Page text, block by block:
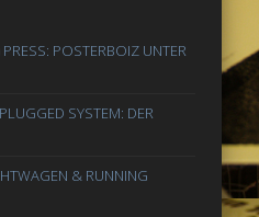
POSTERBOIZ UNTER
SYSTEM: DER
& RUNNING